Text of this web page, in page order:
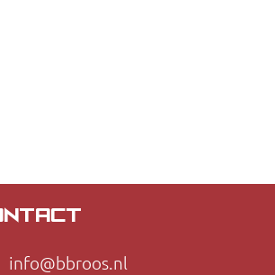
info@bbroos.nl